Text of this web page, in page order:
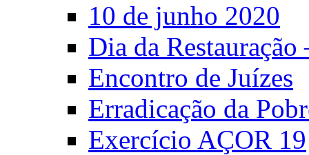
10 de junho 2020
Dia da
Encontro de Juízes
Erradicação da
Exercício AÇOR 19